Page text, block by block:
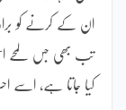
ان کے کرنے کو
تب بھی جس لمحے اس
کیا جاتا ہے، اسے